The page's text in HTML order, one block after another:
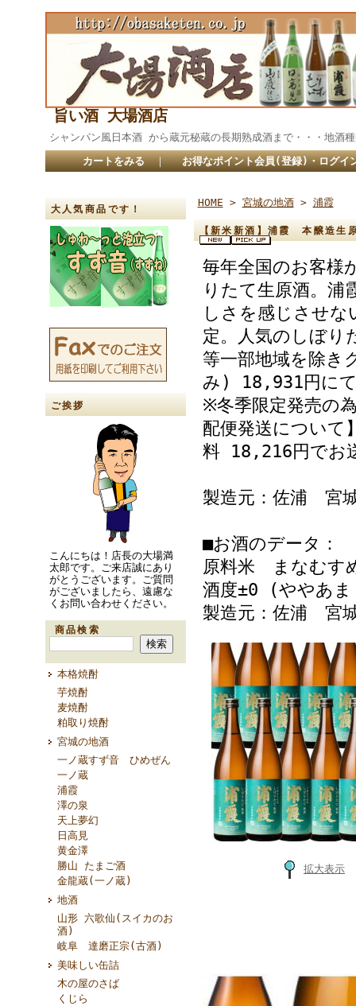
旨い酒 大場酒店
シャンパン風日本酒 から蔵元秘蔵の長期熟成酒まで・・
カートをみる ｜ お得なポイント会員(登録)・ログイ
大人気商品です！
ご挨拶
こんにちは！店長の大場満
太郎です。ご来店誠にあり
がとうございます。ご質問
がございましたら、遠慮な
くお問い合わせください。
商品検索
本格焼酎
芋焼酎
麦焼酎
粕取り焼酎
宮城の地酒
一ノ蔵すず音 ひめぜん
一ノ蔵
浦霞
澤の泉
天上夢幻
日高見
黄金澤
勝山 たまご酒
金龍蔵(一ノ蔵)
地酒
山形 六歌仙(スイカのお
酒)
岐阜 達磨正宗(古酒)
美味しい缶詰
木の屋のさば
くじら
HOME > 宮城の地酒> 浦霞
【新米新酒】浦霞 本醸造
毎年全国のお客様
りたて生原酒。浦
しさを感じさせな
定。人気のしぼり
等一部地域を除き
み) 18,931円にて
※冬季限定発売の
配便発送について
料 18,216円でお
製造元：佐浦 宮
■お酒のデータ：
原料米 まなむす
酒度±0 (ややあ
製造元：佐浦 宮
拡大表示